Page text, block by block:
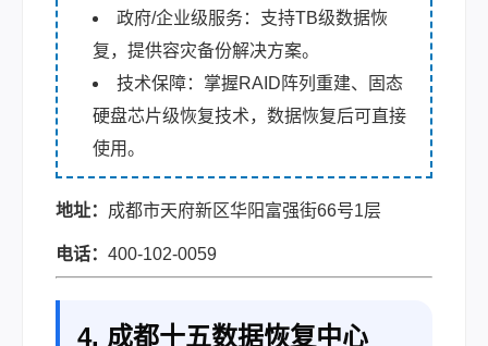
政府/企业级服务：支持TB级数据恢
复，提供容灾备份解决方案。
技术保障：掌握RAID阵列重建、固态
硬盘芯片级恢复技术，数据恢复后可直接
使用。
地址： 成都市天府新区华阳富强街66号1层
电话： 400-102-0059
4. 成都十五数据恢复中心